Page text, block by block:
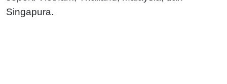
Singapura.